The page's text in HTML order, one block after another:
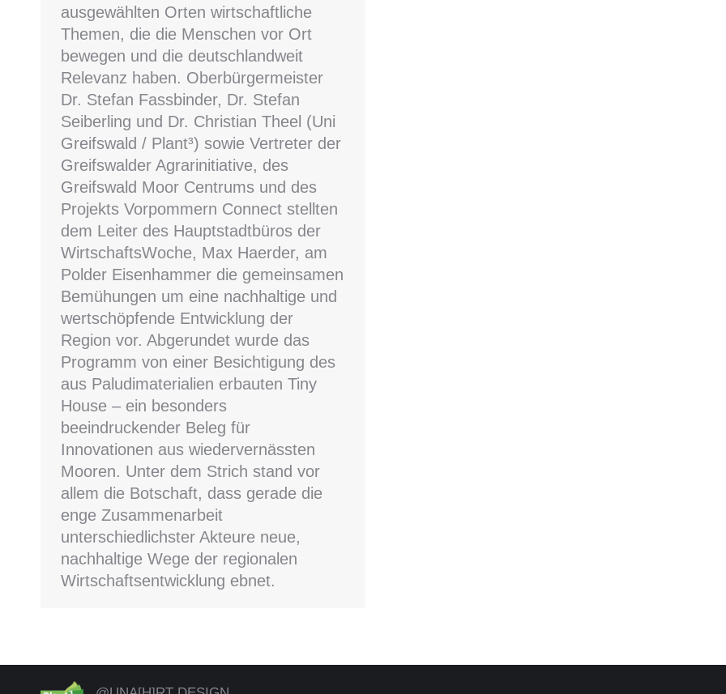
ausgewählten Orten wirtschaftliche
Themen, die die Menschen vor Ort
bewegen und die deutschlandweit
Relevanz haben. Oberbürgermeister
Dr. Stefan Fassbinder, Dr. Stefan
Seiberling und Dr. Christian Theel (Uni
Greifswald / Plant³) sowie Vertreter der
Greifswalder Agrarinitiative, des
Greifswald Moor Centrums und des
Projekts Vorpommern Connect stellten
dem Leiter des Hauptstadtbüros der
WirtschaftsWoche, Max Haerder, am
Polder Eisenhammer die gemeinsamen
Bemühungen um eine nachhaltige und
wertschöpfende Entwicklung der
Region vor. Abgerundet wurde das
Programm von einer Besichtigung des
aus Paludimaterialien erbauten Tiny
House – ein besonders
beeindruckender Beleg für
Innovationen aus wiedervernässten
Mooren. Unter dem Strich stand vor
allem die Botschaft, dass gerade die
enge Zusammenarbeit
unterschiedlichster Akteure neue,
nachhaltige Wege der regionalen
Wirtschaftsentwicklung ebnet.